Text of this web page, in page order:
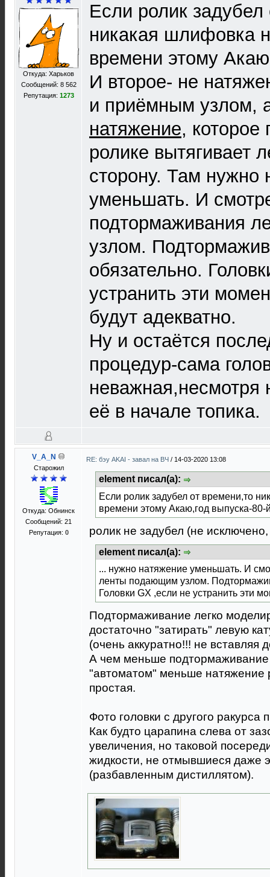
Откуда: Харьков
Сообщений: 8 562
Репутация: 1273
Если ролик задубел
никакая шлифовка
времени этому
И второе- не
и приёмным узлом,
натяжение,
ролике вытягивает
сторону. Там нужно
уменьшать. И
подтормаживания
узлом.
обязательно.
устранить эти
будут адекватно.
Ну и остаётся
процедур-сама
неважная,несмотря
её в начале топика.
V_A_N
Старожил
Откуда: Обнинск
Сообщений: 21
Репутация: 0
RE: бэу AKAI - завал на ВЧ / 14-03-2020 13:08
element писал(а):
Если ролик задубел от времени,то
времени этому Акаю,год выпуска-80-
ролик не задубел (не
element писал(а):
... нужно натяжение уменьшать. И
ленты подающим узлом.
Головки GX ,если не устранить эти
Подтормаживание легко
достаточно "затирать" левую
(очень аккуратно!!! не вставляя
А чем меньше
"автоматом" меньше натяжение
простая.
Фото головки с другого ракурса
Как будто царапина слева от
увеличения, но таковой
жидкости, не отмывшиеся даже
(разбавленным дистиллятом).